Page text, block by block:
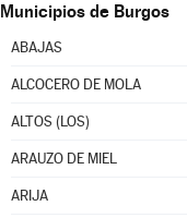
Municipios de Burgos
ABAJAS
ALCOCERO DE MOLA
ALTOS (LOS)
ARAUZO DE MIEL
ARIJA